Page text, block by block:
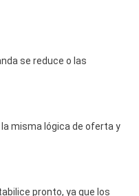
se reduce o las
misma lógica de oferta y
pronto, ya que los